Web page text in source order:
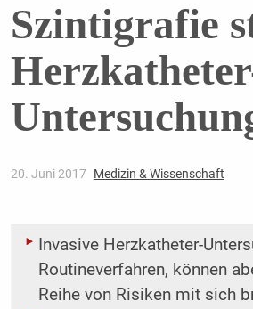
Szintigrafie
20. Juni 2017 Medizin & Wissenschaft
Invasive Herzkatheter-
Routineverfahren, können
Reihe von Risiken mit sich